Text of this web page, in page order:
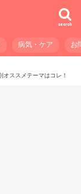
search
病気・ケア お
ススメテーマはコレ！